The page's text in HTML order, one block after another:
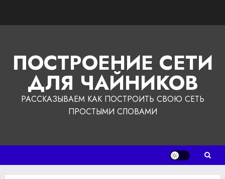
ПОСТРОЕНИЕ СЕТИ
ДЛЯ ЧАЙНИКОВ
РАССКАЗЫВАЕМ КАК ПОСТРОИТЬ СВОЮ СЕТЬ
ПРОСТЫМИ СЛОВАМИ